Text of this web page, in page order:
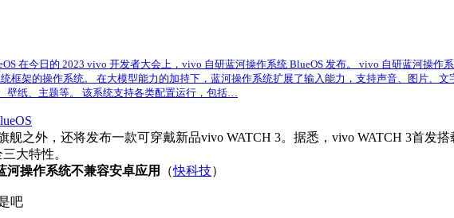
在今日的 2023 vivo 开发者大会上，vivo 自研蓝河操作系统 BlueOS 发布。 vivo 自研蓝河操
框架的操作系统。 在大模型能力的加持下，蓝河操作系统扩展了输入能力，支持声音、图片、
纸、主题等。 该系统支持各类配置运行，包括…
舰之外，还将发布一款可穿戴新品vivo WATCH 3。据悉，vivo WATCH 3首发
大特性。
河操作系统不兼容安卓应用 （快科技）
吧